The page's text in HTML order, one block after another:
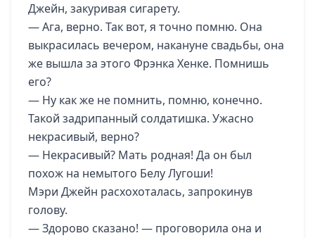
Джейн, закуривая сигарету.
— Ага, верно. Так вот, я точно помню. Она
выкрасилась вечером, накануне свадьбы, она
же вышла за этого Фрэнка Хенке. Помнишь
его?
— Ну как же не помнить, помню, конечно.
Такой задрипанный солдатишка. Ужасно
некрасивый, верно?
— Некрасивый? Мать родная! Да он был
похож на немытого Белу Лугоши!
Мэри Джейн расхохоталась, запрокинув
голову.
— Здорово сказано! — проговорила она и